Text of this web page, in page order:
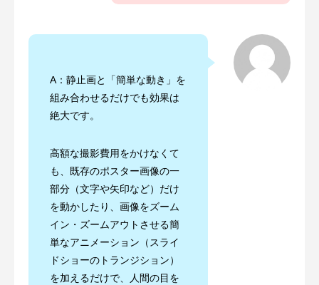
A：静止画と「簡単な動き」を
組み合わせるだけでも効果は
絶大です。
高額な撮影費用をかけなくて
も、既存のポスター画像の一
部分（文字や矢印など）だけ
を動かしたり、画像をズーム
イン・ズームアウトさせる簡
単なアニメーション（スライ
ドショーのトランジション）
を加えるだけで、人間の目を